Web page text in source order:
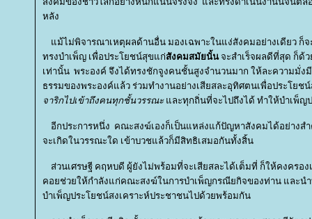
หลัง
ม้ไม่พิจารณาเหตุผลด้านอื่น มองเฉพาะในแง่สังคมอย่างเดียว ก็จ
ทรงบำเพ็ญ เพื่อประโยชน์สุขแก่สังคมสมัยนั้นจะสำเร็จผลดีที่สุด ก็ด้ว
เท่านั้น พระองค์ จึงได้ทรงชักจูงคนชั้นสูงจำนวนมาก ให้ละความมั่ง
ธรรมของพระองค์แล้ว ร่วมทำงานอย่างเสียสละอุทิศตนเพื่อประโยช
จาริกไปเข้าถึงคนทุกชั้นวรรณะละทุกถิ่นที่จะไปถึงได้ ทำให้บำเพ็ญป
อีกประการหนึ่ง คณะสงฆ์เองก็เป็นแหล่งแก้ปัญหาสังคมได้อย่างส
จะเกิดในวรรณะใด เข้าบวชแล้วก็มีสิทธิเสมอกันทั้งสิ้น
ส่วนเศรษฐี คฤหบดี ผู้ยังไม่พร้อมที่จะเสียสละได้เต็มที่ ก็ให้คงครอง
คอยช่วยให้กำลังแก่คณะสงฆ์ในการบำเพ็ญกรณียกิจของท่าน และน
บำเพ็ญประโยชน์สงเคราะห์ประชาชนไปด้วยพร้อมกัน